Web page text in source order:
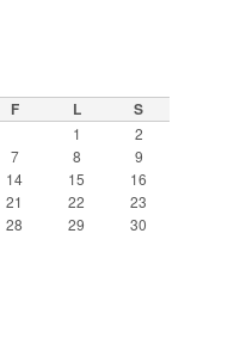
F L S
1
2
7 8
9
14 15
16
21 22
23
28 29
30